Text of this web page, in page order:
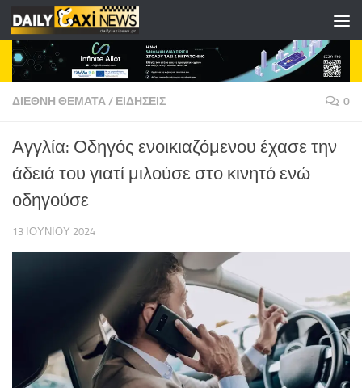
Skip to content
ΔΙΕΘΝΗ ΘΕΜΑΤΑ/ ΕΙΔΗΣΕΙΣ 0
Αγγλία: Οδηγός ενοικιαζόμενου έχασε την
άδειά του γιατί μιλούσε στο κινητό ενώ
οδηγούσε
13 ΙΟΥΝΊΟΥ 2024